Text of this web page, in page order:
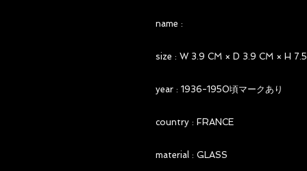
name :
size : W 3.9 CM × D 3.9 CM × H
year : 1936-1950頃マークあり
country : FRANCE
material : GLASS